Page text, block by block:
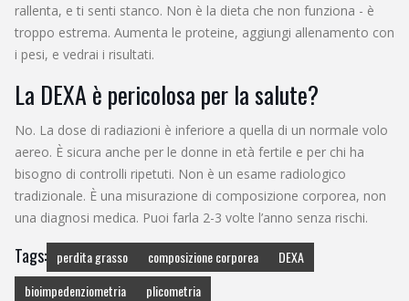
rallenta, e ti senti stanco. Non è la dieta che non funziona - è
troppo estrema. Aumenta le proteine, aggiungi allenamento con
i pesi, e vedrai i risultati.
La DEXA è pericolosa per la salute?
No. La dose di radiazioni è inferiore a quella di un normale volo
aereo. È sicura anche per le donne in età fertile e per chi ha
bisogno di controlli ripetuti. Non è un esame radiologico
tradizionale. È una misurazione di composizione corporea, non
una diagnosi medica. Puoi farla 2-3 volte l’anno senza rischi.
Tags: perdita grasso composizione corporea
DEXA
bioimpedenziometria
plicometria